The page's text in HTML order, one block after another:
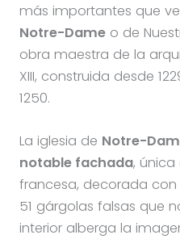
más importantes que
Notre-Dameo de
obra maestra de la
XIII, construida desde
1250.
La iglesia de Notre-
notable fachada,
francesa, decorada
51 gárgolas falsas que
interior alberga la